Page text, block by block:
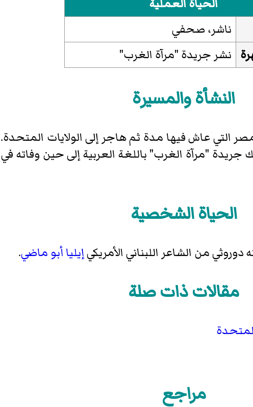
الحياة العملية
ناشر، صحفي
نشر جريدة "مرآة الغرب"
النشأة والمسيرة
التي عاش فيها مدة ثم هاجر إلى الولايات
الحياة الشخصية
من الشاعر اللبناني الأمريكيإيليا أبو ماضي.
مقالات ذات صلة
مراجع